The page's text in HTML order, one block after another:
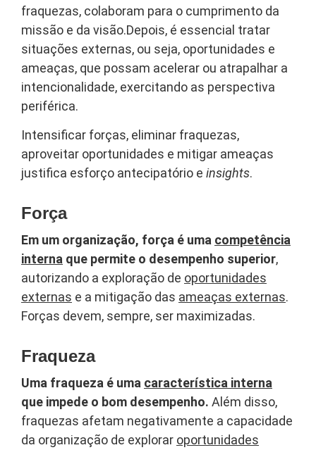
fraquezas, colaboram para o cumprimento da
missão e da visão.Depois, é essencial tratar
situações externas, ou seja, oportunidades e
ameaças, que possam acelerar ou atrapalhar a
intencionalidade, exercitando as perspectiva
periférica.
Intensificar forças, eliminar fraquezas,
aproveitar oportunidades e mitigar ameaças
justifica esforço antecipatório e insights.
Força
Em um organização, força é uma competência
interna que permite o desempenho superior,
autorizando a exploração de oportunidades
externas e a mitigação das ameaças externas.
Forças devem, sempre, ser maximizadas.
Fraqueza
Uma fraqueza é uma característica interna
que impede o bom desempenho. Além disso,
fraquezas afetam negativamente a capacidade
da organização de explorar oportunidades